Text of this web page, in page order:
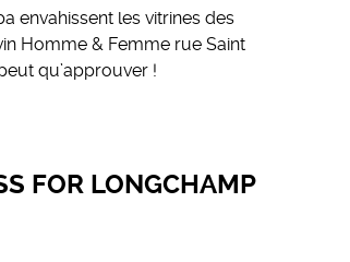
envahissent les vitrines des
Homme & Femme rue Saint
qu’approuver !
FOR LONGCHAMP